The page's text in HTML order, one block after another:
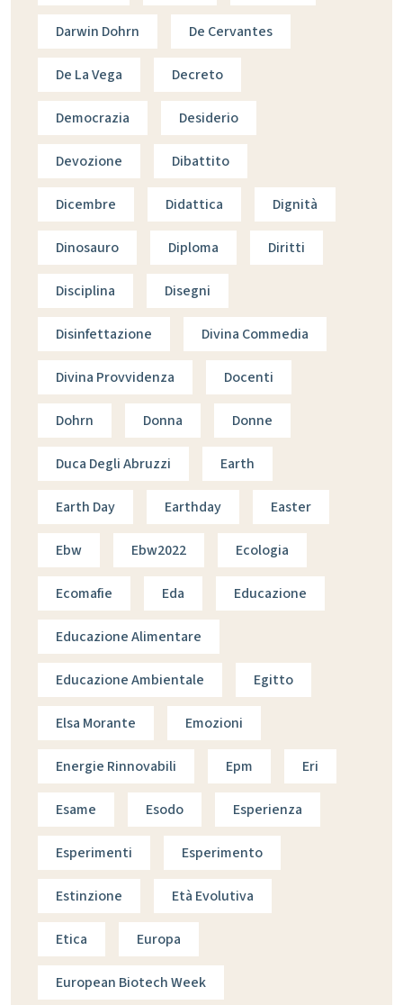
Darwin Dohrn De Cervantes
De La Vega Decreto
Democrazia Desiderio
Devozione Dibattito
Dicembre Didattica Dignità
Dinosauro Diploma Diritti
Disciplina Disegni
Disinfettazione Divina Commedia
Divina Provvidenza Docenti
Dohrn Donna Donne
Duca Degli Abruzzi Earth
Earth Day Earthday Easter
Ebw Ebw2022 Ecologia
Ecomafie Eda Educazione
Educazione Alimentare
Educazione Ambientale Egitto
Elsa Morante Emozioni
Energie Rinnovabili Epm Eri
Esame Esodo Esperienza
Esperimenti Esperimento
Estinzione Età Evolutiva
Etica Europa
European Biotech Week